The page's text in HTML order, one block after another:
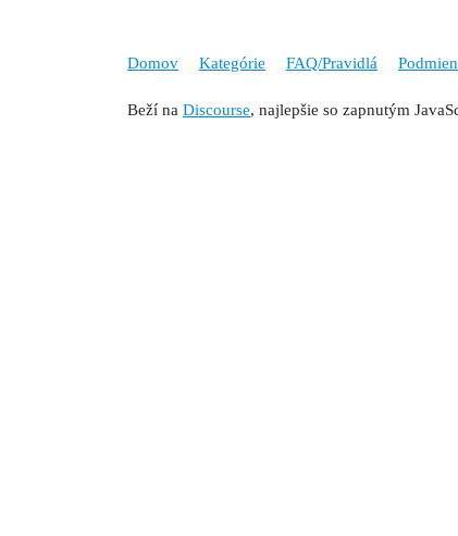
Domov Kategórie FAQ/Pravidlá
Beží na Discourse, najlepšie so zapnutým